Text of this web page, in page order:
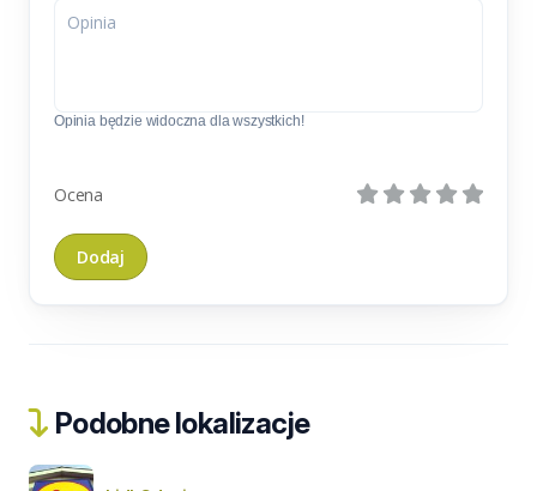
Opinia będzie widoczna dla wszystkich!
Ocena
Podobne lokalizacje